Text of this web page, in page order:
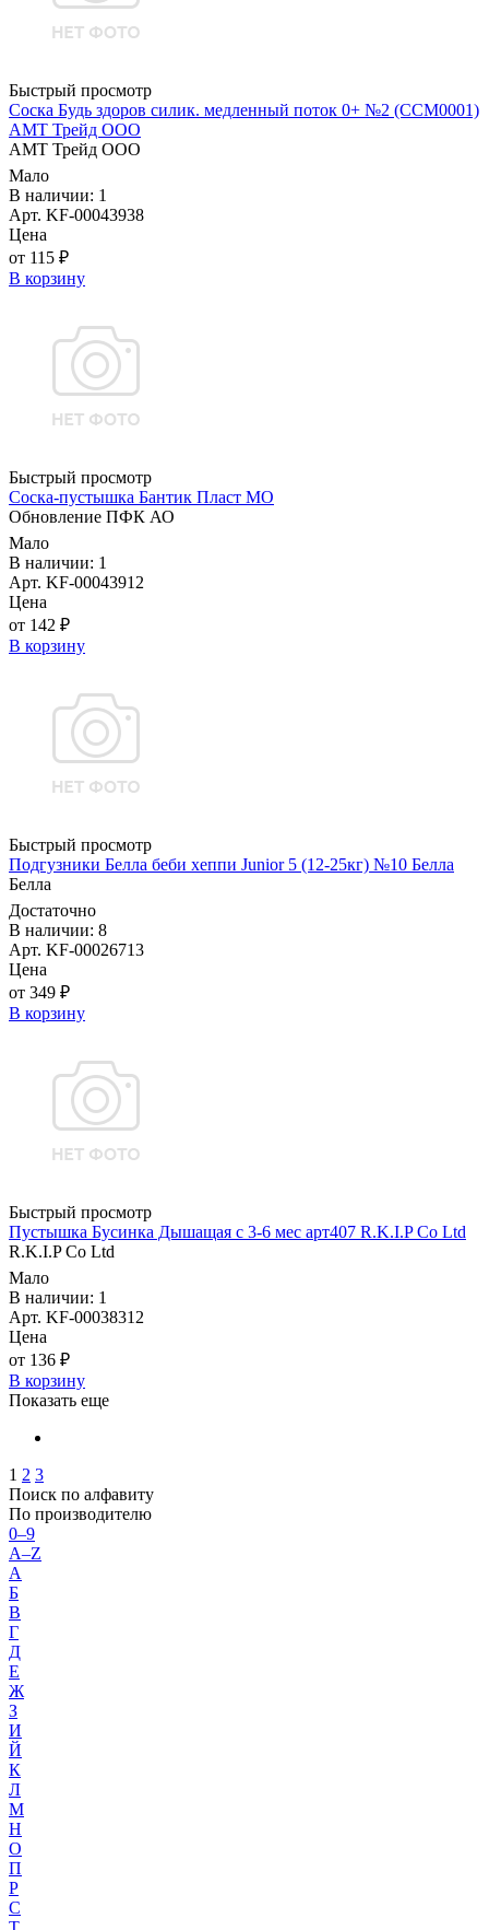
Быстрый просмотр
Соска Будь здоров силик. медленный поток 0+ №2 (ССМ0001)
АМТ Трейд ООО
АМТ Трейд ООО
Мало
В наличии: 1
Арт. KF-00043938
Цена
от 115 ₽
В корзину
Быстрый просмотр
Соска-пустышка Бантик Пласт МО
Обновление ПФК АО
Мало
В наличии: 1
Арт. KF-00043912
Цена
от 142 ₽
В корзину
Быстрый просмотр
Подгузники Белла беби хеппи Junior 5 (12-25кг) №10 Белла
Белла
Достаточно
В наличии: 8
Арт. KF-00026713
Цена
от 349 ₽
В корзину
Быстрый просмотр
Пустышка Бусинка Дышащая с 3-6 мес арт407 R.K.I.P Co Ltd
R.K.I.P Co Ltd
Мало
В наличии: 1
Арт. KF-00038312
Цена
от 136 ₽
В корзину
Показать еще
1 2 3
Поиск по алфавиту
По производителю
0–9
A–Z
А
Б
В
Г
Д
Е
Ж
З
И
Й
К
Л
М
Н
О
П
Р
С